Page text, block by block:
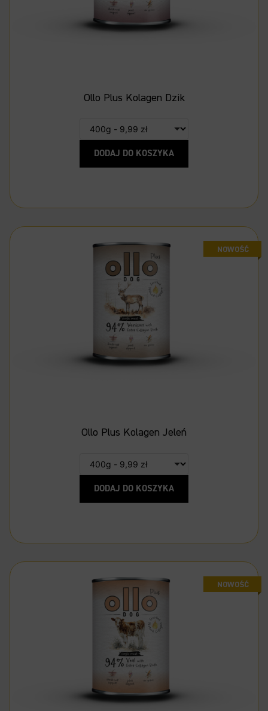
Ollo Plus Kolagen Dzik
DODAJ DO KOSZYKA
Ollo Plus Kolagen Jeleń
DODAJ DO KOSZYKA